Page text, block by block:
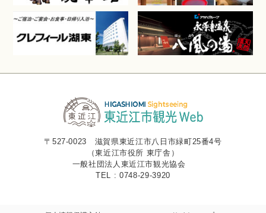
〒527-0023 滋賀県東近江市八日市緑町25番4号
（東近江市役所 東庁舎）
一般社団法人東近江市観光協会
TEL : 0748-29-3920